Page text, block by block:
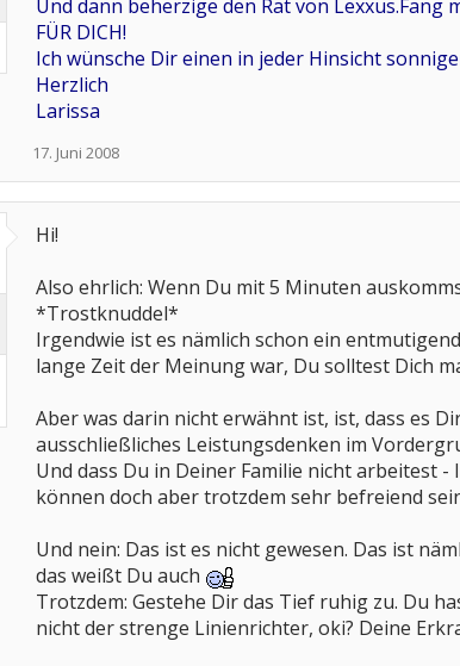
Und dann beherzige den Rat von
FÜR DICH!
Ich wünsche Dir einen in jeder Hinsicht
Herzlich
Larissa
17. Juni 2008
Hi!
Also ehrlich: Wenn Du mit 5 Minuten
*Trostknuddel*
Irgendwie ist es nämlich schon ein
lange Zeit der Meinung war, Du solltest Dich
Aber was darin nicht erwähnt ist, ist, dass es
ausschließliches Leistungsdenken im
Und dass Du in Deiner Familie nicht arbeitest
können doch aber trotzdem sehr befreiend
Und nein: Das ist es nicht gewesen. Das ist
das weißt Du auch
Trotzdem: Gestehe Dir das Tief ruhig zu. Du
nicht der strenge Linienrichter, oki? Deine